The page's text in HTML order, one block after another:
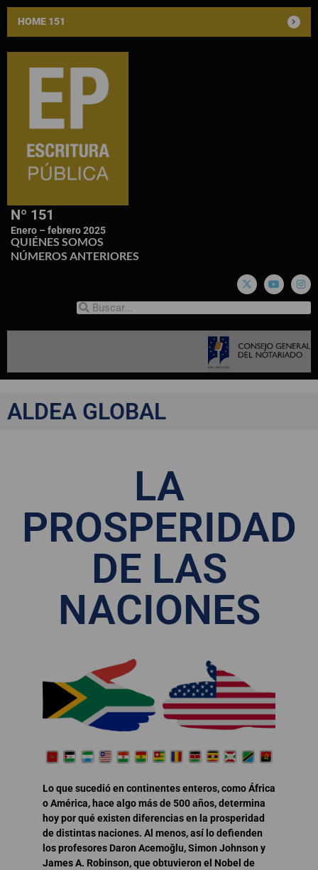
HOME 151
Nº 151
Enero – febrero 2025
QUIÉNES SOMOS
NÚMEROS ANTERIORES
ALDEA GLOBAL
LA
PROSPERIDAD
DE LAS
NACIONES
Lo que sucedió en continentes enteros, como África
o América, hace algo más de 500 años, determina
hoy por qué existen diferencias en la prosperidad
de distintas naciones. Al menos, así lo defienden
los profesores Daron Acemoğlu, Simon Johnson y
James A. Robinson, que obtuvieron el Nobel de